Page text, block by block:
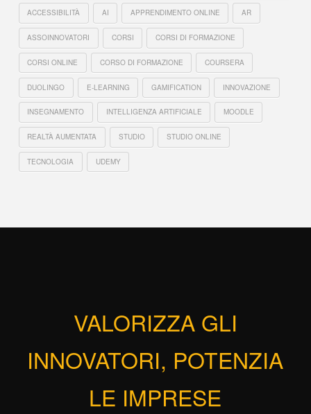
ACCESSIBILITÀ AI APPRENDIMENTO ONLINE AR
ASSOINNOVATORI CORSI CORSI DI FORMAZIONE
CORSI ONLINE CORSO DI FORMAZIONE COURSERA
DUOLINGO E-LEARNING GAMIFICATION INNOVAZIONE
INSEGNAMENTO INTELLIGENZA ARTIFICIALE MOODLE
REALTÀ AUMENTATA STUDIO STUDIO ONLINE
TECNOLOGIA UDEMY
VALORIZZA GLI
INNOVATORI, POTENZIA
LE IMPRESE